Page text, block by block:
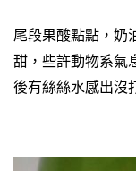
尾段果酸點點，奶
甜，些許動物系氣
後有絲絲水感出沒